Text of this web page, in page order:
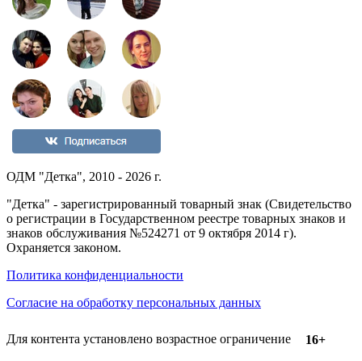
ОДМ "Детка", 2010 - 2026 г.
"Детка" - зарегистрированный товарный знак (Свидетельство
о регистрации в Государственном реестре товарных знаков и
знаков обслуживания №524271 от 9 октября 2014 г).
Охраняется законом.
Политика конфиденциальности
Согласие на обработку персональных данных
Для контента установлено возрастное ограничение 16+